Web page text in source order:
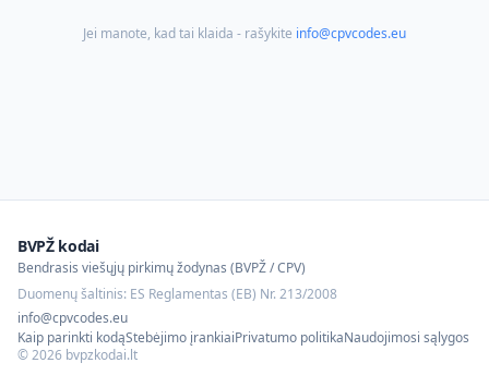
Jei manote, kad tai klaida - rašykite info@cpvcodes.eu
BVPŽ kodai
Bendrasis viešųjų pirkimų žodynas (BVPŽ / CPV)
Duomenų šaltinis: ES Reglamentas (EB) Nr. 213/2008
info@cpvcodes.eu
Kaip parinkti kodąStebėjimo įrankiaiPrivatumo politikaNaudojimosi sąlygos
©2026 bvpzkodai.lt